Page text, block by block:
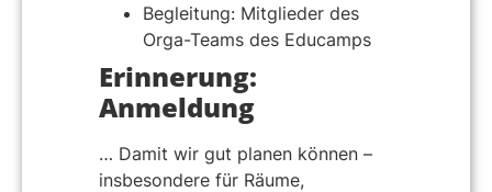
Begleitung: Mitglieder des
Orga-Teams des Educamps
Erinnerung:
Anmeldung
… Damit wir gut planen können –
insbesondere für Räume,